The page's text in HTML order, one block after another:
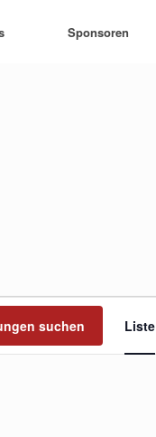
Sponsoren
suchen Liste